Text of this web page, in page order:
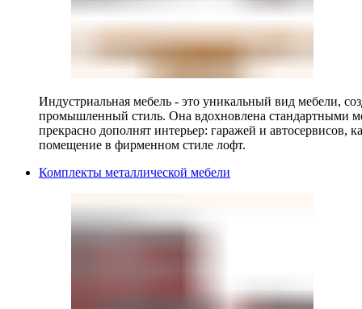
Индустриальная мебель - это уникальный вид мебели,
промышленный стиль. Она вдохновлена стандартными
прекрасно дополнят интерьер: гаражей и автосервисов,
помещение в фирменном стиле лофт.
Комплекты металлической мебели